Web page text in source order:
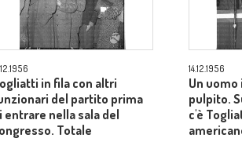
in fila con altri
del partito prima
entrare nella sala del
Totale
14.12.1956
Un
pulpito.
c'è